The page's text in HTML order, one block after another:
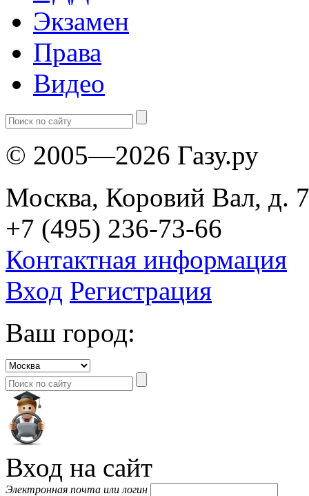
Экзамен
Права
Видео
© 2005—2026 Газу.ру
Москва, Коровий Вал, д.
+7 (495) 236-73-66
Контактная информация
Вход Регистрация
Ваш город:
Вход на сайт
Электронная почта или логин